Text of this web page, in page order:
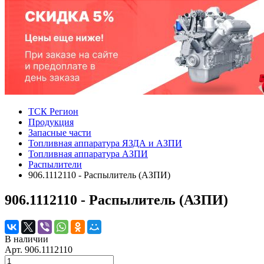
ТСК Регион
Продукция
Запасные части
Топливная аппаратура ЯЗДА и АЗПИ
Топливная аппаратура АЗПИ
Распылители
906.1112110 - Распылитель (АЗПИ)
906.1112110 - Распылитель (АЗПИ)
В наличии
Арт. 906.1112110